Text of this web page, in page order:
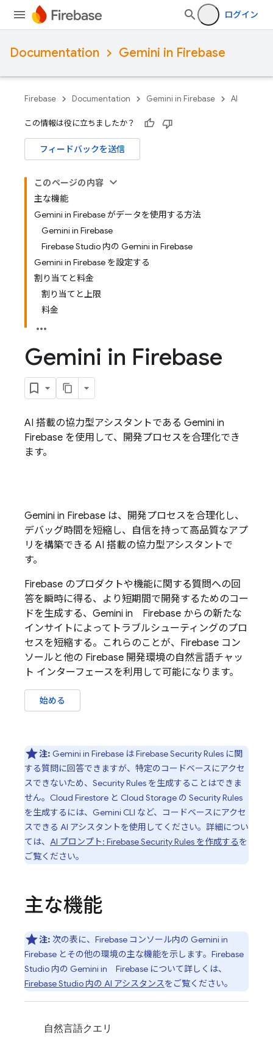
ログイン
Documentation Gemini in Firebase
Firebase Documentation Gemini in Firebase AI
この情報は役に立ちましたか？
フィードバックを送信
このページの内容
主な機能
Gemini in Firebase がデータを使用する方法
Gemini in Firebase
Firebase Studio 内の Gemini in Firebase
Gemini in Firebase を設定する
割り当てと料金
割り当てと上限
料金
Gemini in Firebase
AI 搭載の協力型アシスタントである Gemini in
Firebase を使用して、開発プロセスを合理化でき
ます。
Gemini in Firebase は、開発プロセスを合理化し、
デバッグ時間を短縮し、自信を持って高品質なアプ
リを構築できる AI 搭載の協力型アシスタントで
す。
Firebase のプロダクトや機能に関する質問への回
答を瞬時に得る、より短期間で開発するためのコー
ドを生成する、Gemini in Firebase からの新たな
インサイトによってトラブルシューティングのプロ
セスを短縮する。これらのことが、 Firebase コン
ソールと他の Firebase 開発環境の自然言語チャッ
ト インターフェースを利用して可能になります。
始める
注: Gemini in FirebaseはFirebase Security Rulesに関
する質問に回答できますが、特定のコードベースにアクセ
スできないため、 Security Rules を生成することはできま
せん。 Cloud Firestore と Cloud Storage の Security Rules
を生成するには、 Gemini CLI など、コードベースにアクセ
スできる AI アシスタントを使用してください。詳細につい
ては、 AI プロンプト: Firebase Security Rules を作成するを
ご覧ください。
主な機能
注: 次の表に、 Firebaseコンソール内の Gemini in
Firebase とその他の環境の主な機能を示します。 Firebase
Studio 内の Gemini in Firebase について詳しくは、
Firebase Studio 内の AI アシスタンスをご覧ください。
自然言語クエリ